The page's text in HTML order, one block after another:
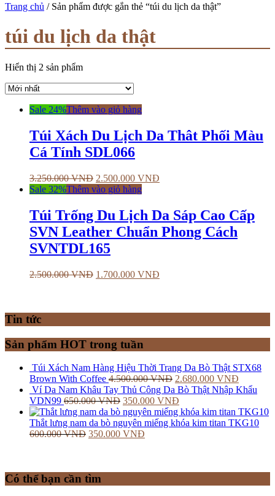
Trang chủ / Sản phẩm được gắn thẻ “túi du lịch da thật”
túi du lịch da thật
Hiển thị 2 sản phẩm
Sale 24%Thêm vào giỏ hàng
Túi Xách Du Lịch Da Thât Phối Màu
Cá Tính SDL066
3.250.000VNĐ 2.500.000 VNĐ
Sale 32%Thêm vào giỏ hàng
Túi Trống Du Lịch Da Sáp Cao Cấp
SVN Leather Chuẩn Phong Cách
SVNTDL165
2.500.000VNĐ 1.700.000 VNĐ
Tin tức
Sản phẩm HOT trong tuần
Túi Xách Nam Hàng Hiệu Thời Trang Da Bò Thật STX68
Brown With Coffee 4.500.000VNĐ 2.680.000 VNĐ
Ví Da Nam Khâu Tay Thủ Công Da Bò Thật Nhập Khẩu
VDN99 650.000VNĐ 350.000 VNĐ
Thắt lưng nam da bò nguyên miếng khóa kim titan TKG10
600.000VNĐ 350.000 VNĐ
Có thể bạn cần tìm